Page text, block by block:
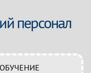
персонал